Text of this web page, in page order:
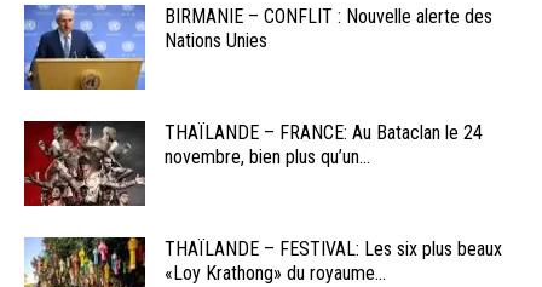
BIRMANIE – CONFLIT : Nouvelle alerte des
Nations Unies
THAÏLANDE – FRANCE: Au Bataclan le 24
novembre, bien plus qu’un...
THAÏLANDE – FESTIVAL: Les six plus beaux
«Loy Krathong» du royaume...